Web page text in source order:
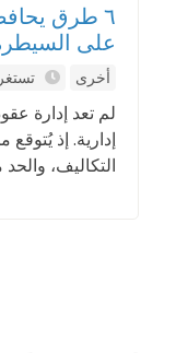
٦ طرق
على
أخرى تستغرق 1
لم تعد إدارة
إدارية. إذ
التكاليف،